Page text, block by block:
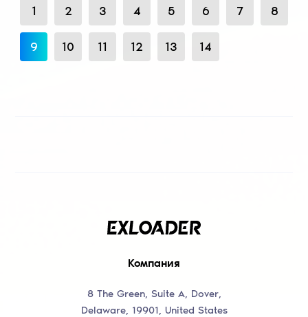
1 2 3 4 5 6 7 8
9 10 11 12 13 14
Компания
8 The Green, Suite A, Dover,
Delaware, 19901, United States